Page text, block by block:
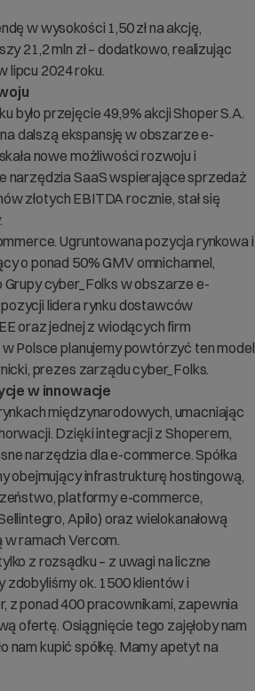
w wysokości 1,50 zł na akcję,
21,2 mln zł – dodatkowo, realizując
lipcu 2024 roku.
było przejęcie 49,9% akcji Shoper S.A.
dalszą ekspansję w obszarze e-
nowe możliwości rozwoju i
narzędzia SaaS wspierające sprzedaż
złotych EBITDA rocznie, stał się
Ugruntowana pozycja rynkowa i
o ponad 50% GMV omnichannel,
cyber_Folks w obszarze e-
lidera rynku dostawców
oraz jednej z wiodących firm
Polsce planujemy powtórzyć ten model
prezes zarządu cyber_Folks.
w innowacje
międzynarodowych, umacniając
Dzięki integracji z Shoperem,
narzędzia dla e-commerce. Spółka
obejmujący infrastrukturę hostingową,
platformy e-commerce,
Apilo) oraz wielokanałową
w ramach Vercom.
z rozsądku – z uwagi na liczne
zdobyliśmy ok. 1500 klientów i
z ponad 400 pracownikami, zapewnia
ofertę. Osiągnięcie tego zajęłoby nam
nam kupić spółkę. Mamy apetyt na